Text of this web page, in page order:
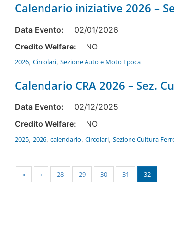
Calendario iniziative 2026 –
Data Evento:
02/01/2026
Credito Welfare:
NO
2026, Circolari, Sezione Auto e Moto Epoca
Calendario CRA 2026 – Sez.
Data Evento:
02/12/2025
Credito Welfare:
NO
2025, 2026, calendario, Circolari, Sezione Cultura
« ‹ 28 29 30 31 32